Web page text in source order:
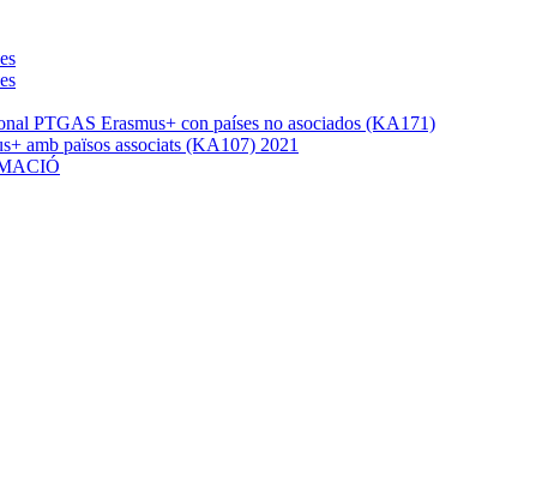
PTGAS Erasmus+ con países no asociados (KA171)
amb països associats (KA107) 2021